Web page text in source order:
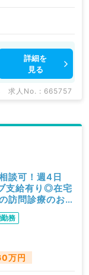
詳細を
見る
求人No. : 665757
談可！週4日
支給有り◎在宅
訪問診療のお仕
務
万円